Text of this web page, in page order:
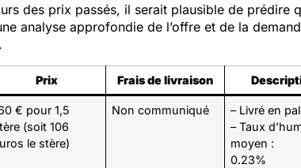
des prix passés, il serait plausible de prédire
analyse approfondie de l’offre et de la
Prix Frais de livraison
€ pour 1,5
(soit 106
le stère)
Non communiqué
– Livré en
– Taux
moyen :
0.23%